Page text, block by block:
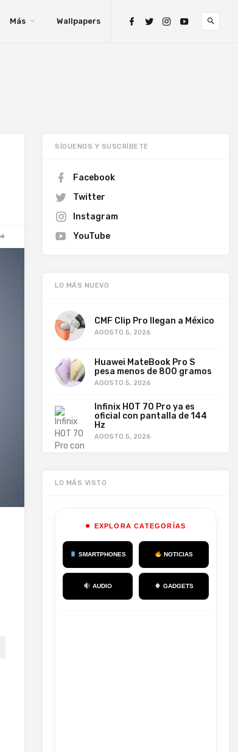
Más Wallpapers
SÍGUENOS Y SUSCRÍBETE
Facebook
Twitter
Instagram
YouTube
LO MÁS NUEVO
CMF Clip Pro llegan a México
AGOSTO 5, 2026
Huawei MateBook Pro S
pesa menos de 800 gramos
AGOSTO 5, 2026
Infinix HOT 70 Pro ya es
oficial con pantalla de 144
Hz
AGOSTO 5, 2026
LO MÁS VISTO
EXPLORA CATEGORÍAS
SMARTPHONES NOTICIAS
AUDIO GADGETS